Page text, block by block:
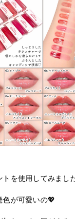
を使用してみまし
が可愛いの💖